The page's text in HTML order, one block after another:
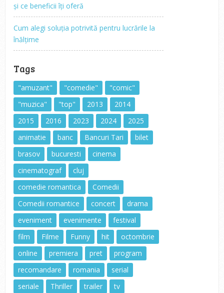
și ce beneficii îți oferă
Cum alegi soluția potrivită pentru lucrările la
înălțime
Tags
"amuzant" "comedie"
"comic"
"muzica"
"top" 2013
2014
2015
2016 2023 2024
2025
animatie
banc Bancuri Tari
bilet
brasov
bucuresti
cinema
cinematograf
cluj
comedie romantica
Comedii
Comedii romantice
concert
drama
eveniment
evenimente
festival
film
Filme Funny hit
octombrie
online
premiera pret
program
recomandare
romania
serial
seriale
Thriller trailer tv